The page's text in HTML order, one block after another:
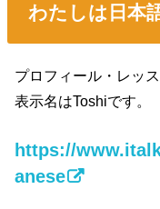
わたしは日本
プロフィール・レッ
表示名はToshiです。
https://
anese